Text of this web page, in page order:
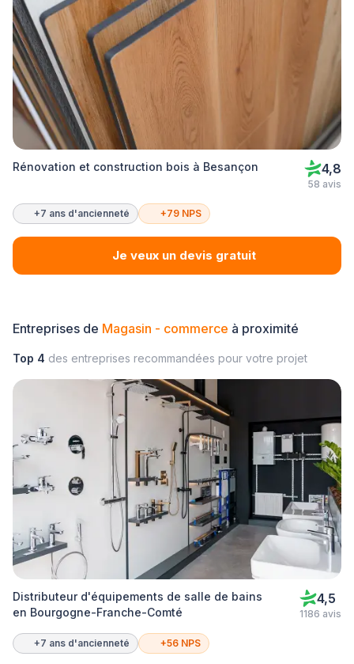
Rénovation et construction bois à Besançon 4,8
58 avis
+7 ans d'ancienneté +79 NPS
Je veux un devis gratuit
Entreprises de Magasin - commerce à proximité
Top 4 des entreprises recommandées pour votre projet
Distributeur d'équipements de salle de bains
en Bourgogne-Franche-Comté
4,5
1186 avis
+7 ans d'ancienneté +56 NPS